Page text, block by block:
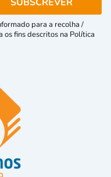
para a recolha /
fins descritos na Política